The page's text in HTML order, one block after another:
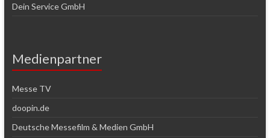
Dein Service GmbH
Medienpartner
Messe TV
doopin.de
Deutsche Messefilm & Medien GmbH